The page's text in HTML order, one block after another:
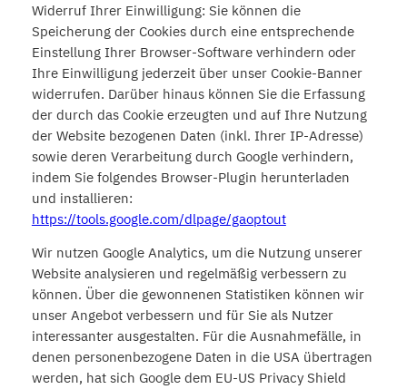
Widerruf Ihrer Einwilligung: Sie können die
Speicherung der Cookies durch eine entsprechende
Einstellung Ihrer Browser-Software verhindern oder
Ihre Einwilligung jederzeit über unser Cookie-Banner
widerrufen. Darüber hinaus können Sie die Erfassung
der durch das Cookie erzeugten und auf Ihre Nutzung
der Website bezogenen Daten (inkl. Ihrer IP-Adresse)
sowie deren Verarbeitung durch Google verhindern,
indem Sie folgendes Browser-Plugin herunterladen
und installieren:
https://tools.google.com/dlpage/gaoptout
Wir nutzen Google Analytics, um die Nutzung unserer
Website analysieren und regelmäßig verbessern zu
können. Über die gewonnenen Statistiken können wir
unser Angebot verbessern und für Sie als Nutzer
interessanter ausgestalten. Für die Ausnahmefälle, in
denen personenbezogene Daten in die USA übertragen
werden, hat sich Google dem EU-US Privacy Shield